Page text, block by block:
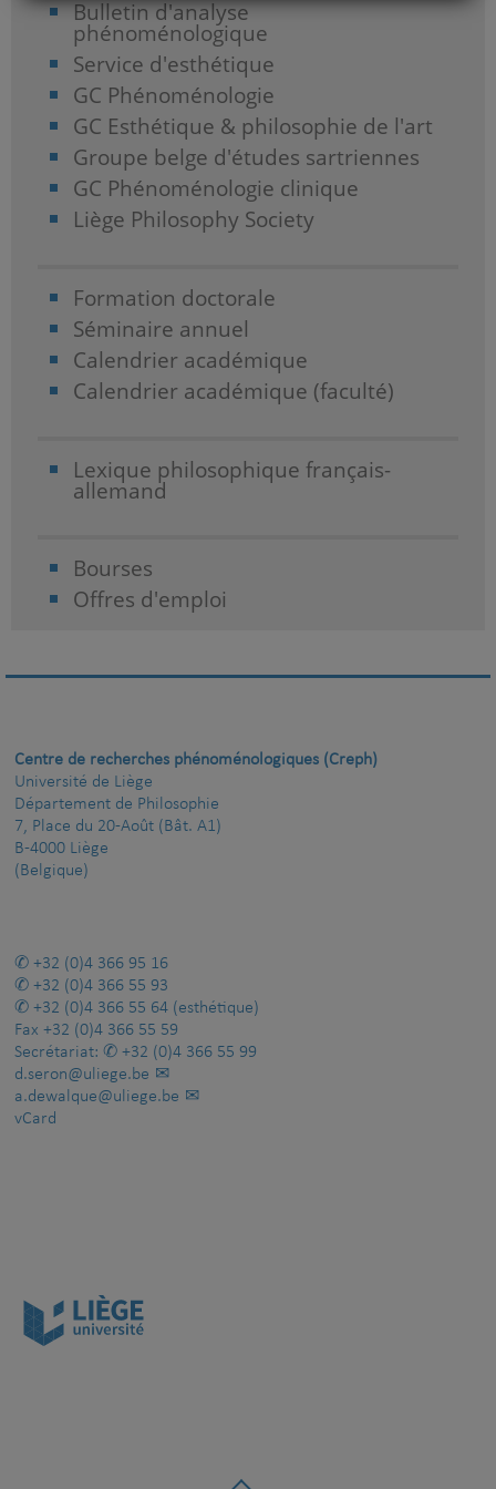
Bulletin d'analyse
phénoménologique
Service d'esthétique
GC Phénoménologie
GC Esthétique & philosophie de l'art
Groupe belge d'études sartriennes
GC Phénoménologie clinique
Liège Philosophy Society
Formation doctorale
Séminaire annuel
Calendrier académique
Calendrier académique (faculté)
Lexique philosophique français-
allemand
Bourses
Offres d'emploi
Centre de recherches phénoménologiques (Creph)
Université de Liège
Département de Philosophie
7, Place du 20-Août (Bât. A1)
B-4000 Liège
(Belgique)
+32 (0)4 366 95 16
+32 (0)4 366 55 93
+32 (0)4 366 55 64 (esthétique)
Fax +32 (0)4 366 55 59
Secrétariat:
+32 (0)4 366 55 99
d.seron@uliege.be
a.dewalque@uliege.be
vCard